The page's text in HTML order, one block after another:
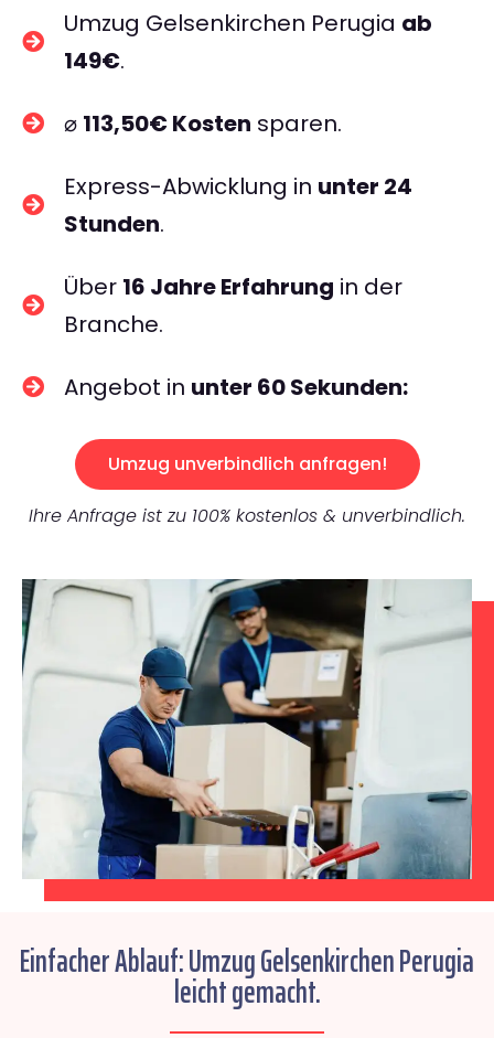
Umzug Gelsenkirchen Perugia ab
149€.
⌀ 113,50€ Kosten sparen.
Express-Abwicklung in unter 24
Stunden.
Über 16 Jahre Erfahrung in der
Branche.
Angebot in unter 60 Sekunden:
Umzug unverbindlich anfragen!
Ihre Anfrage ist zu 100% kostenlos & unverbindlich.
Einfacher Ablauf: Umzug Gelsenkirchen Perugia
leicht gemacht.